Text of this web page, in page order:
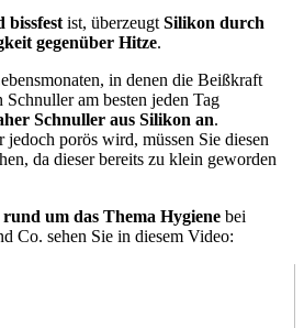
bissfest ist, überzeugt Silikon durch
gegenüber Hitze.
in denen die Beißkraft
Schnuller am besten jeden Tag
Schnuller aus Silikon an.
porös wird, müssen Sie diesen
da dieser bereits zu klein geworden
um das Thema Hygiene bei
Co. sehen Sie in diesem Video: